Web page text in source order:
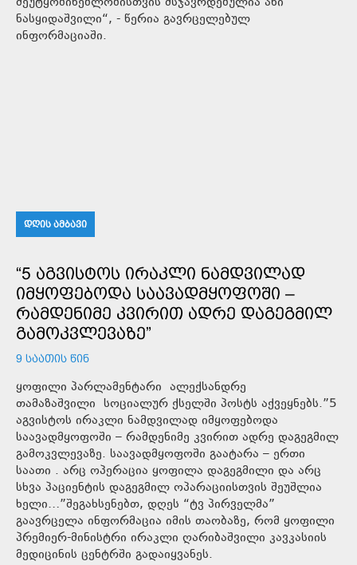
ნასყიდაშვილი“, - წერია გავრცელებულ
ინფორმაციაში.
ᲓᲦᲘᲡ ᲐᲛᲑᲐᲕᲘ
“5 ᲐᲒᲕᲘᲡᲢᲝᲡ ᲘᲠᲐᲙᲚᲘ ᲜᲐᲛᲓᲕᲘᲚᲐᲓ
ᲘᲛᲧᲝᲤᲔᲑᲝᲓᲐ ᲡᲐᲐᲕᲐᲓᲛᲧᲝᲤᲝᲨᲘ –
ᲠᲐᲛᲓᲔᲜᲘᲛᲔ ᲙᲕᲘᲠᲘᲗ ᲐᲓᲠᲔ ᲓᲐᲒᲔᲒᲛᲘᲚ
ᲒᲐᲛᲝᲙᲕᲚᲔᲕᲐᲖᲔ”
9 ᲡᲐᲐᲗᲘᲡ ᲬᲘᲜ
ყოფილი პარლამენტარი ალექსანდრე
თამაზაშვილი სოციალურ ქსელში პოსტს აქვეყნებს.”5
აგვისტოს ირაკლი ნამდვილად იმყოფებოდა
საავადმყოფოში – რამდენიმე კვირით ადრე დაგეგმილ
გამოკვლევაზე. საავადმყოფოში გაატარა – ერთი
საათი . არც ოპერაცია ყოფილა დაგეგმილი და არც
სხვა პაციენტის დაგეგმილ ოპარაციისთვის შეუშლია
ხელი…”შეგახსენებთ, დღეს “ტვ პირველმა”
გაავრცელა ინფორმაცია იმის თაობაზე, რომ ყოფილი
პრემიერ-მინისტრი ირაკლი ღარიბაშვილი კავკასიის
მედიცინის ცენტრში გადაიყვანეს.